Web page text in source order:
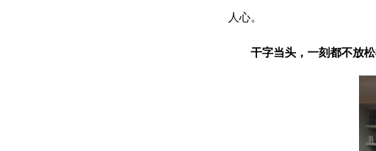
人心。
干字当头，一刻都不放